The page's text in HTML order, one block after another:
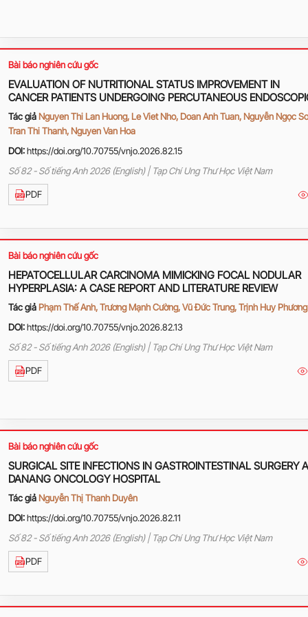
Bài báo nghiên cứu gốc
EVALUATION OF NUTRITIONAL STATUS IMPROVEMENT IN
CANCER PATIENTS UNDERGOING PERCUTANEOUS
GASTROSTOMY (PEG)
Tác giả Nguyen Thi Lan Huong, Le Viet Nho, Doan Anh Tuan, Nguyễn Ngọc
Tran Thi Thanh, Nguyen Van Hoa
DOI:https://doi.org/10.70755/vnjo.2026.82.15
Số 82 - Số tiếng Anh 2026 (English) | Tạp Chí Ung Thư Học Việt Nam
PDF
Bài báo nghiên cứu gốc
HEPATOCELLULAR CARCINOMA MIMICKING FOCAL NODULAR
HYPERPLASIA: A CASE REPORT AND LITERATURE REVIEW
Tác giả Phạm Thế Anh, Trương Mạnh Cường, Vũ Đức Trung, Trịnh Huy Phương
DOI:https://doi.org/10.70755/vnjo.2026.82.13
Số 82 - Số tiếng Anh 2026 (English) | Tạp Chí Ung Thư Học Việt Nam
PDF
Bài báo nghiên cứu gốc
SURGICAL SITE INFECTIONS IN GASTROINTESTINAL SURGERY
DANANG ONCOLOGY HOSPITAL
Tác giả Nguyễn Thị Thanh Duyên
DOI:https://doi.org/10.70755/vnjo.2026.82.11
Số 82 - Số tiếng Anh 2026 (English) | Tạp Chí Ung Thư Học Việt Nam
PDF